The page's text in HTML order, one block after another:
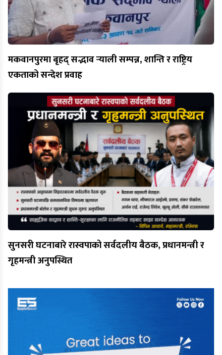
मकवानपुरमा बृहद् सद्भाव र्‍याली सम्पन्न, शान्ति र राष्ट्रिय
एकताको सन्देश प्रवाह
सुनसरी घटनाबारे रास्वपाको सर्वदलीय बैठक, प्रधानमन्त्री र
गृहमन्त्री अनुपस्थित